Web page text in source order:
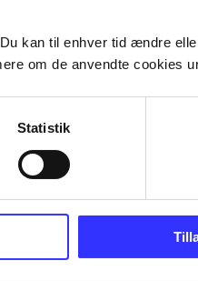
kan til enhver tid ændre
om de anvendte cookies
Statistik